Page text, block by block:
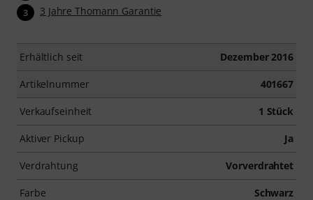
3 3 Jahre Thomann Garantie
Erhältlich seit Dezember 2016
Artikelnummer 401667
Verkaufseinheit 1 Stück
Aktiver Pickup Ja
Verdrahtung Vorverdrahtet
Farbe Schwarz